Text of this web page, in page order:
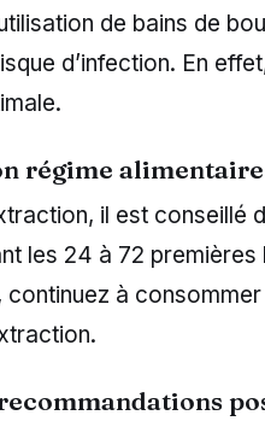
de bains de
d’infection. En
régime alimentaire
il est conseillé
les 24 à 72
continuez à